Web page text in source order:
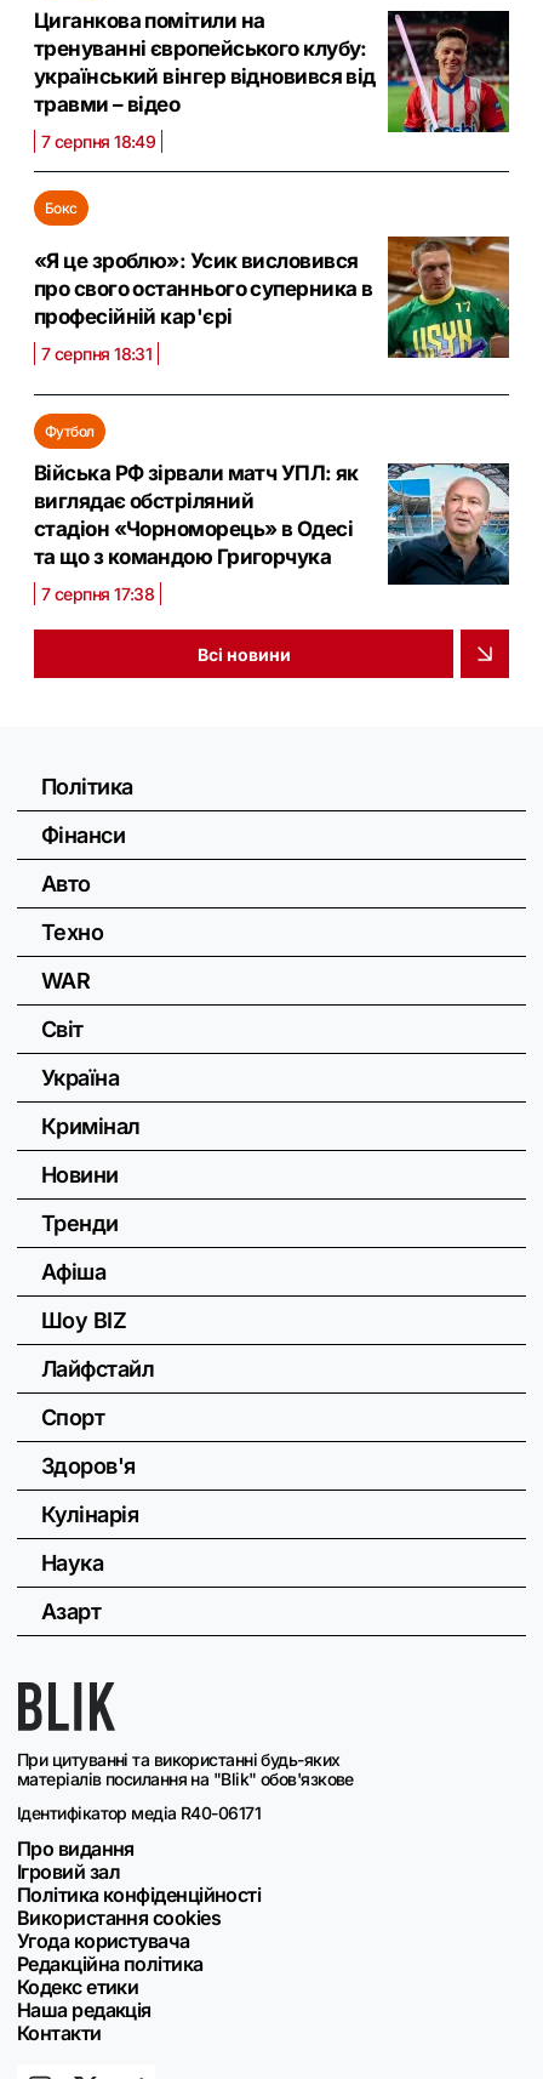
Циганкова помітили на
тренуванні європейського клубу:
український вінгер відновився від
травми – відео
7 серпня 18:49
Бокс
«Я це зроблю»: Усик висловився
про свого останнього суперника в
професійній кар'єрі
7 серпня 18:31
Футбол
Війська РФ зірвали матч УПЛ: як
виглядає обстріляний
стадіон «Чорноморець» в Одесі
та що з командою Григорчука
7 серпня 17:38
Всі новини
При цитуванні та використанні будь-яких
матеріалів посилання на "Blik" обов'язкове
Ідентифікатор медіа R40-06171
Про видання
Ігровий зал
Політика конфіденційності
Використання cookies
Угода користувача
Редакційна політика
Кодекс етики
Наша редакція
Контакти
Політика
Фінанси
Авто
Техно
WAR
Світ
Україна
Кримінал
Новини
Тренди
Афіша
Шоу BIZ
Лайфстайл
Спорт
Здоров'я
Кулінарія
Наука
Азарт